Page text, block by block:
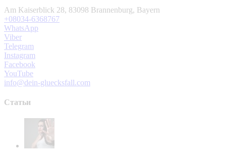
Am Kaiserblick 28, 83098 Brannenburg, Bayern
+08034-6368767
WhatsApp
Viber
Telegram
Instagram
Facebook
YouTube
info@dein-gluecksfall.com
Статьи